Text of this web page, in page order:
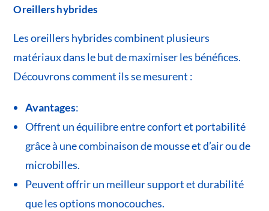
Oreillers hybrides
Les oreillers hybrides combinent plusieurs
matériaux dans le but de maximiser les bénéfices.
Découvrons comment ils se mesurent :
Avantages:
Offrent un équilibre entre confort et portabilité
grâce à une combinaison de mousse et d’air ou de
microbilles.
Peuvent offrir un meilleur support et durabilité
que les options monocouches.